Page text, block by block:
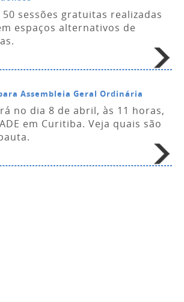
sessões gratuitas realizadas
espaços alternativos de
Assembleia Geral Ordinária
no dia 8 de abril, às 11 horas,
em Curitiba. Veja quais são